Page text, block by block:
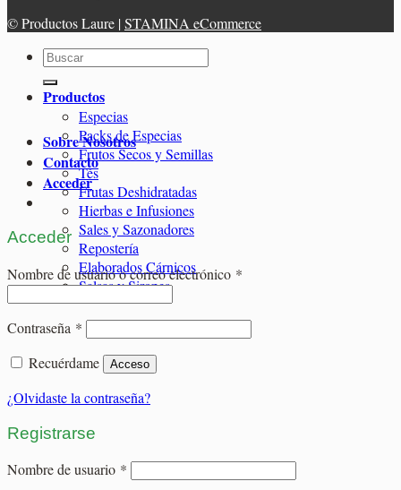
© Productos Laure |STAMINA eCommerce
Buscar
por:
Productos
Especias
Packs de Especias
Frutos Secos y Semillas
Tés
Frutas Deshidratadas
Hierbas e Infusiones
Sales y Sazonadores
Repostería
Elaborados Cárnicos
Salsas y Siropes
Sobre Nosotros
Contacto
Acceder
Acceder
Nombre de usuario o correo electrónico *
Contraseña * Obligatorio
Recuérdame
Acceso
¿Olvidaste la contraseña?
Registrarse
Nombre de usuario * Obligatorio